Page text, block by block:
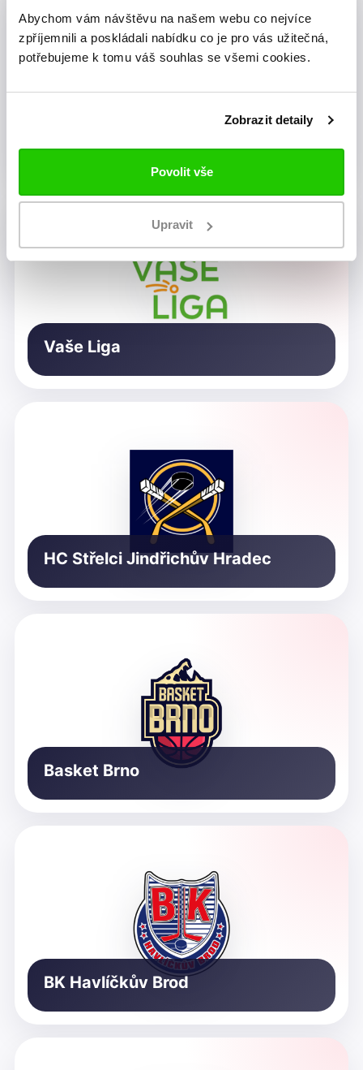
Abychom vám návštěvu na našem webu co nejvíce
zpříjemnili a poskládali nabídku co je pro vás užitečná,
potřebujeme k tomu váš souhlas se všemi cookies.
Zobrazit detaily
Povolit vše
Upravit
Vaše Liga
HC Střelci Jindřichův Hradec
Basket Brno
BK Havlíčkův Brod